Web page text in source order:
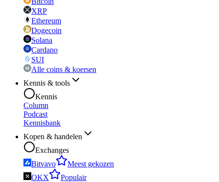
XRP
Ethereum
Dogecoin
Solana
Cardano
SUI
Alle coins & koersen
Kennis & tools
Kennis
Column
Podcast
Kennisbank
Kopen & handelen
Exchanges
Bitvavo
Meest gekozen
OKX
Populair